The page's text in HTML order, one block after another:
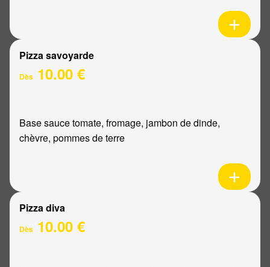
Pizza savoyarde
Dès 10.00 €
Base sauce tomate, fromage, jambon de dinde,
chèvre, pommes de terre
Pizza diva
Dès 10.00 €